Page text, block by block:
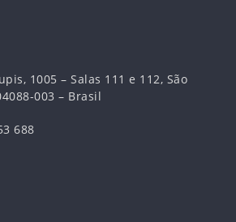
1005 – Salas 111 e 112, São
003 – Brasil
688